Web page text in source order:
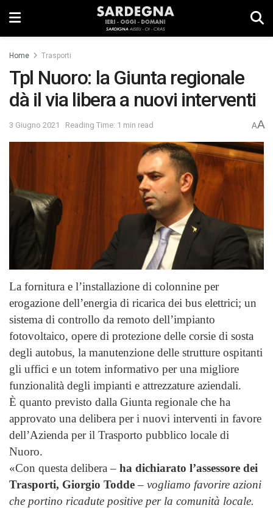
Home Trasporti
Tpl Nuoro: la Giunta regionale
dà il via libera a nuovi interventi
3 Giugno 2021 Reading Time: 1 min read AA
La fornitura e l’installazione di colonnine per
erogazione dell’energia di ricarica dei bus elettrici; un
sistema di controllo da remoto dell’impianto
fotovoltaico, opere di protezione delle corsie di sosta
degli autobus, la manutenzione delle strutture ospitanti
gli uffici e un totem informativo per una migliore
funzionalità degli impianti e attrezzature aziendali.
È quanto previsto dalla Giunta regionale che ha
approvato una delibera per i nuovi interventi in favore
dell’Azienda per il Trasporto pubblico locale di
Nuoro.
«Con questa delibera – ha dichiarato l’assessore dei
Trasporti, Giorgio Todde– vogliamo favorire azioni
che portino ricadute positive per la comunità locale.